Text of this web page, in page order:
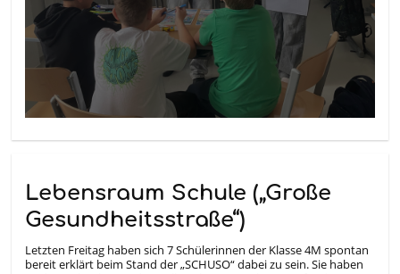
Lebensraum Schule („Große
Gesundheitsstraße“)
Letzten Freitag haben sich 7 Schülerinnen der Klasse 4M spontan
bereit erklärt beim Stand der „SCHUSO“ dabei zu sein. Sie haben